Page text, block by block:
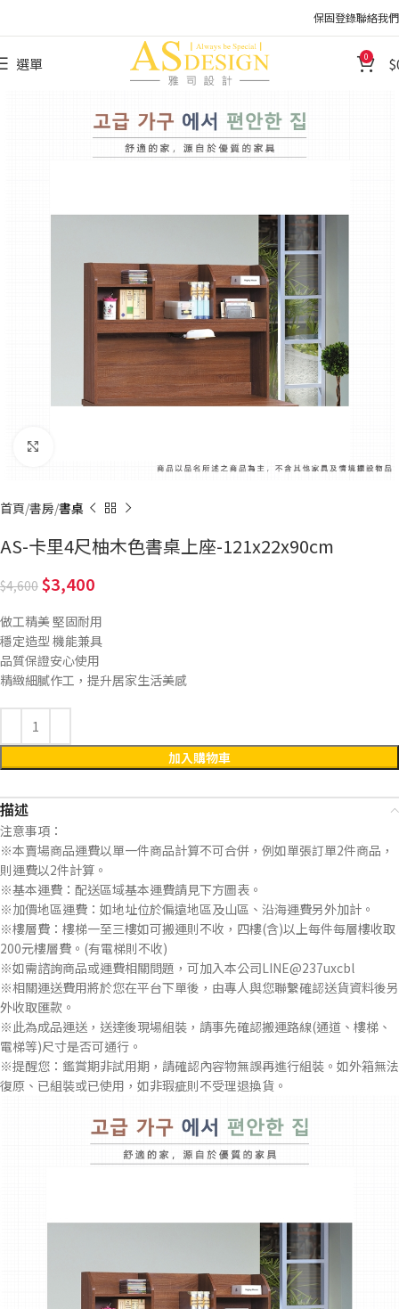
保固登錄聯絡我們
選單 0
首頁 書房 書桌
AS-卡里4尺柚木色書桌上座-121x22x90cm
4,600 3,400
做工精美 堅固耐用
穩定造型 機能兼具
品質保證安心使用
精緻細膩作工，提升居家生活美感
加入購物車
描述
注意事項：
※本賣場商品運費以單一件商品計算不可合併，例如單張訂單2件商品，
則運費以2件計算。
※基本運費：配送區域基本運費請見下方圖表。
※加價地區運費：如地址位於偏遠地區及山區、沿海運費另外加計。
※樓層費：樓梯一至三樓如可搬運則不收，四樓(含)以上每件每層樓收取
200元樓層費。(有電梯則不收)
※如需諮詢商品或運費相關問題，可加入本公司LINE@237uxcbl
※相關運送費用將於您在平台下單後，由專人與您聯繫確認送貨資料後另
外收取匯款。
※此為成品運送，送達後現場組裝，請事先確認搬運路線(通道、樓梯、
電梯等)尺寸是否可通行。
※提醒您：鑑賞期非試用期，請確認內容物無誤再進行組裝。如外箱無法
復原、已組裝或已使用，如非瑕疵則不受理退換貨。